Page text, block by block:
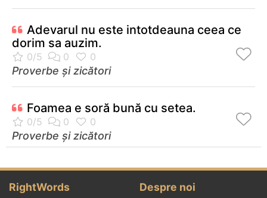
Adevarul nu este intotdeauna ceea ce
dorim sa auzim.
Proverbe și zicători
Foamea e soră bună cu setea.
Proverbe și zicători
RightWords Despre noi